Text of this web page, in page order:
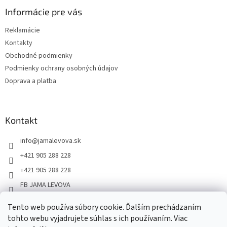
Tento web používa súbory cookie. Ďalším prechádzaním
tohto webu vyjadrujete súhlas s ich používaním. Viac
Informácie pre vás
Reklamácie
Kontakty
Obchodné podmienky
Podmienky ochrany osobných údajov
Doprava a platba
Kontakt
info@jamalevova.sk
+421 905 288 228
+421 905 288 228
FB JAMA LEVOVA
JamaLevova